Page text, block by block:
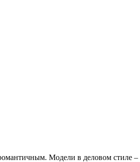
Модели в деловом стиле